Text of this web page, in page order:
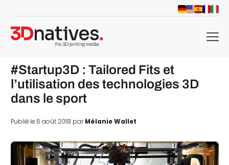
menu
#Startup3D : Tailored Fits et
l’utilisation des technologies 3D
dans le sport
Publié le 6 août 2018 parMélanie Wallet